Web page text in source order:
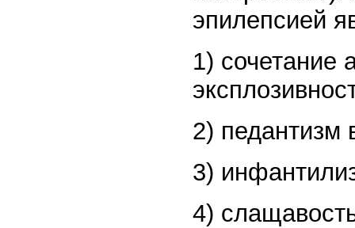
эпилепсией
1) сочетание
2) педантизм
3)
4)